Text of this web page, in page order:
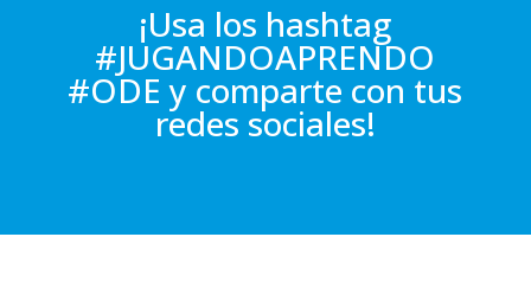
¡Usa los hashtag
#JUGANDOAPRENDO
#ODE y comparte con tus
redes sociales!